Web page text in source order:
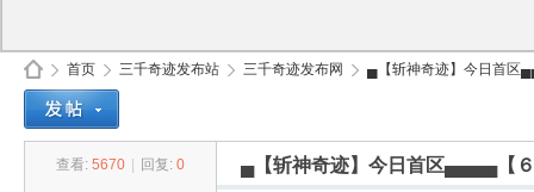
首页
›
三千奇迹发布站 三千奇迹发布网
›
▄【斩神奇迹】今日首区
查看: 5670 回复: 0 ▄【斩神奇迹】今日首区▄▄▄▄【